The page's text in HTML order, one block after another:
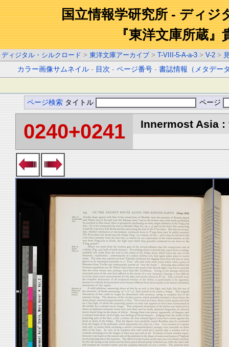
国立情報学研究所 - ディジ
『東洋文庫所蔵』
ディジタル・シルクロード > 東洋文庫アーカイブ > T-VIII-5-A-a-3 > V-2 >
カラー画像サムネイル - 目次 -ページ番号 -書誌情報（メタデー
ページ検索 タイトル ページ
0240+0241 Innermost Asia :